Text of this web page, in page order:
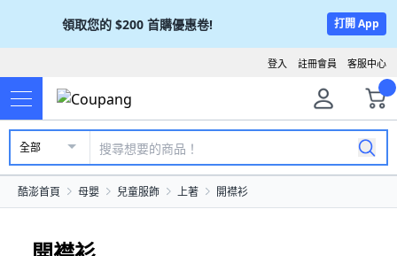
領取您的 $200 首購優惠卷! 打開 App
客服中心
註冊會員
登入
全部
酷澎首頁 母嬰 兒童服飾 上著 開襟衫